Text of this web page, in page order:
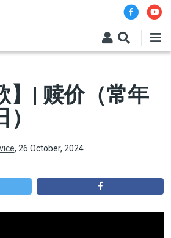
】| 赎价（常年
, 26 October, 2024